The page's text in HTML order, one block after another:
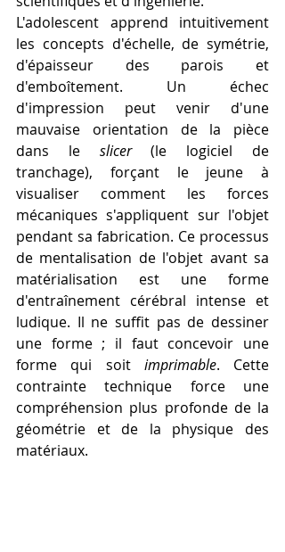
L'adolescent apprend intuitivement
les concepts d'échelle, de symétrie,
d'épaisseur des parois et
d'emboîtement. Un échec
d'impression peut venir d'une
mauvaise orientation de la pièce
dans le slicer (le logiciel de
tranchage), forçant le jeune à
visualiser comment les forces
mécaniques s'appliquent sur l'objet
pendant sa fabrication. Ce processus
de mentalisation de l'objet avant sa
matérialisation est une forme
d'entraînement cérébral intense et
ludique. Il ne suffit pas de dessiner
une forme ; il faut concevoir une
forme qui soit imprimable. Cette
contrainte technique force une
compréhension plus profonde de la
géométrie et de la physique des
matériaux.